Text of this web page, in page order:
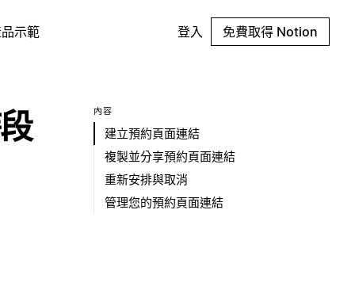
示範 登入 免費取得 Notion
內容
建立預約頁面連結
複製並分享預約頁面連結
重新安排與取消
管理您的預約頁面連結